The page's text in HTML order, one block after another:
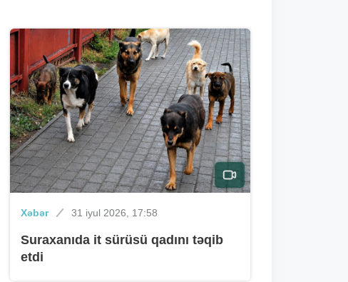
Xəbər 31 iyul 2026, 17:58
Suraxanıda it sürüsü qadını təqib
etdi